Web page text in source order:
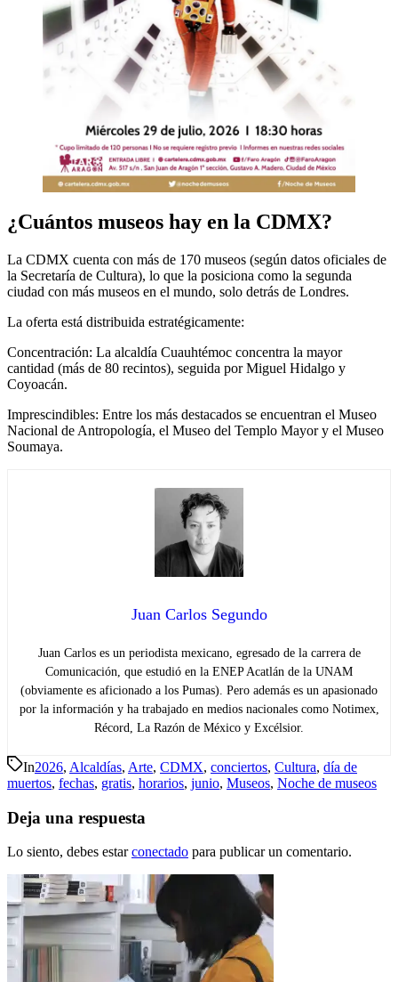
¿Cuántos museos hay en la CDMX?
La CDMX cuenta con más de 170 museos (según datos oficiales de
la Secretaría de Cultura), lo que la posiciona como la segunda
ciudad con más museos en el mundo, solo detrás de Londres.
La oferta está distribuida estratégicamente:
Concentración: La alcaldía Cuauhtémoc concentra la mayor
cantidad (más de 80 recintos), seguida por Miguel Hidalgo y
Coyoacán.
Imprescindibles: Entre los más destacados se encuentran el Museo
Nacional de Antropología, el Museo del Templo Mayor y el Museo
Soumaya.
Juan Carlos Segundo
Juan Carlos es un periodista mexicano, egresado de la carrera de
Comunicación, que estudió en la ENEP Acatlán de la UNAM
(obviamente es aficionado a los Pumas). Pero además es un apasionado
por la información y ha trabajado en medios nacionales como Notimex,
Récord, La Razón de México y Excélsior.
In2026, Alcaldías, Arte, CDMX, conciertos, Cultura, día de
muertos, fechas, gratis, horarios, junio, Museos, Noche de museos
Deja una respuesta
Lo siento, debes estarconectado para publicar un comentario.